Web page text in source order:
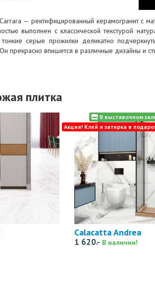
— ректифицированный керамогранит с
выполнен с классической текстурой
тонкие серые прожилки деликатно
прекрасно впишется в различные дизайны и
плитка
Calacatta Andrea
1 620.- В наличии!
В выставочном
Акция! Клей и затирка в